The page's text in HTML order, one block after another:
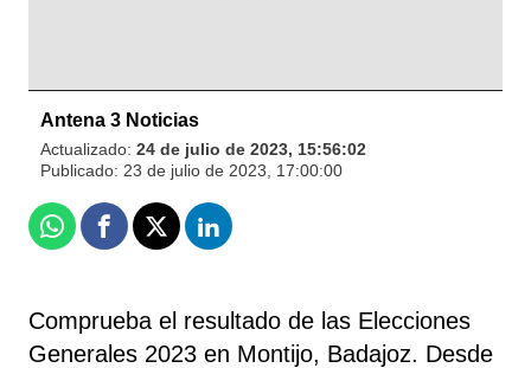
Antena 3 Noticias
Actualizado: 24 de julio de 2023, 15:56:02
Publicado: 23 de julio de 2023, 17:00:00
WhatsappFacebook
X Linkedin
Comprueba el resultado de las Elecciones
Generales 2023 en Montijo, Badajoz. Desde